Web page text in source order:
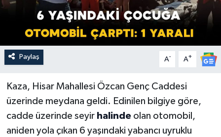
Paylaş A- A+
Kaza, Hisar Mahallesi Özcan Genç Caddesi
üzerinde meydana geldi. Edinilen bilgiye göre,
cadde üzerinde seyir halindeolan otomobil,
aniden yola çıkan 6 yaşındaki yabancı uyruklu